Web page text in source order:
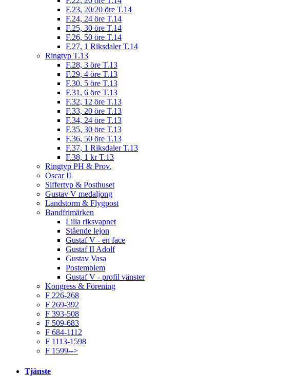
F.23, 20/20 öre T.14
F.24, 24 öre T.14
F.25, 30 öre T.14
F.26, 50 öre T.14
F.27, 1 Riksdaler T.14
Ringtyp T.13
F.28, 3 öre T.13
F.29, 4 öre T.13
F.30, 5 öre T.13
F.31, 6 öre T.13
F.32, 12 öre T.13
F.33, 20 öre T.13
F.34, 24 öre T.13
F.35, 30 öre T.13
F.36, 50 öre T.13
F.37, 1 Riksdaler T.13
F.38, 1 kr T.13
Ringtyp PH & Prov.
Oscar II
Siffertyp & Posthuset
Gustav V medaljong
Landstorm & Flygpost
Bandfrimärken
Lilla riksvapnet
Stående lejon
Gustaf V - en face
Gustaf II Adolf
Gustav Vasa
Postemblem
Gustaf V - profil vänster
Kongress & Förening
F 226-268
F 269-392
F 393-508
F 509-683
F 684-1112
F 1113-1598
F 1599-->
Tjänste